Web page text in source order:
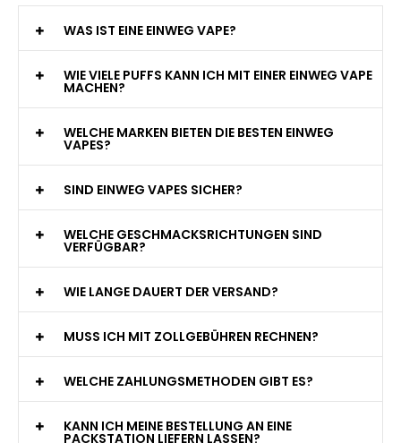
WAS IST EINE EINWEG VAPE?
WIE VIELE PUFFS KANN ICH MIT EINER EINWEG VAPE
MACHEN?
WELCHE MARKEN BIETEN DIE BESTEN EINWEG
VAPES?
SIND EINWEG VAPES SICHER?
WELCHE GESCHMACKSRICHTUNGEN SIND
VERFÜGBAR?
WIE LANGE DAUERT DER VERSAND?
MUSS ICH MIT ZOLLGEBÜHREN RECHNEN?
WELCHE ZAHLUNGSMETHODEN GIBT ES?
KANN ICH MEINE BESTELLUNG AN EINE
PACKSTATION LIEFERN LASSEN?